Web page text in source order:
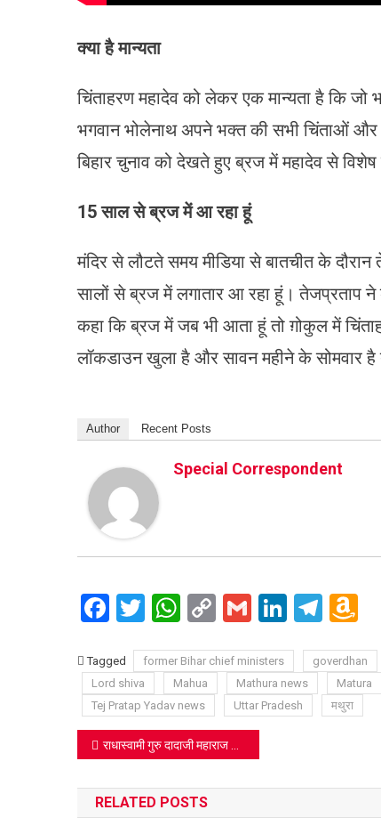
क्या है मान्यता
चिंताहरण महादेव को लेकर एक मान्यता है कि
भगवान भोलेनाथ अपने भक्त की सभी चिंताओं और
बिहार चुनाव को देखते हुए ब्रज में महादेव से विशेष
15 साल से ब्रज में आ रहा हूं
मंदिर से लौटते समय मीडिया से बातचीत के
सालों से ब्रज में लगातार आ रहा हूं। तेजप्रताप
कहा कि ब्रज में जब भी आता हूं तो ग़ोकुल में
लॉकडाउन खुला है और सावन महीने के सोमवार है
Author Recent Posts
Special Correspondent
Facebook
Twitter
WhatsApp
CopyGmailLinkedIn
Tagged former Bihar chief ministers goverdhan
Lord shiva
Mahua Mathura news Matura
Tej Pratap Yadav news
Uttar Pradesh मथुरा
Post
navigation
राधास्वामी गुरु दादाजी महाराज ने संसार को बताया Success Mantra
RELATED POSTS